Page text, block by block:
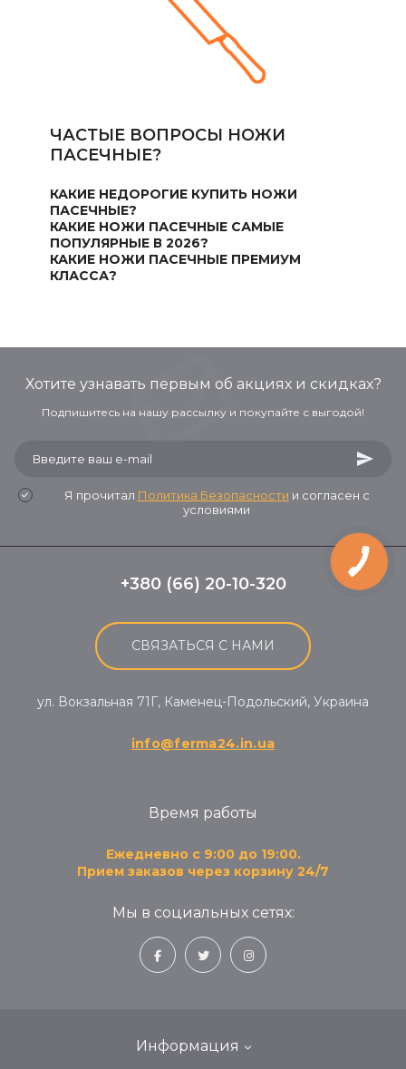
ЧАСТЫЕ ВОПРОСЫ НОЖИ
ПАСЕЧНЫЕ?
КАКИЕ НЕДОРОГИЕ КУПИТЬ НОЖИ
ПАСЕЧНЫЕ?
КАКИЕ НОЖИ ПАСЕЧНЫЕ САМЫЕ
ПОПУЛЯРНЫЕ В 2026?
КАКИЕ НОЖИ ПАСЕЧНЫЕ ПРЕМИУМ
КЛАССА?
Хотите узнавать первым об акциях и скидках?
Подпишитесь на нашу рассылку и покупайте с выгодой!
Я прочитал Политика Безопасности и согласен с
условиями
+380 (66) 20-10-320
СВЯЗАТЬСЯ С НАМИ
ул. Вокзальная 71Г, Каменец-Подольский, Украина
info@ferma24.in.ua
Информация
Время работы
Ежедневно с 9:00 до 19:00.
Прием заказов через корзину 24/7
Мы в социальных сетях: